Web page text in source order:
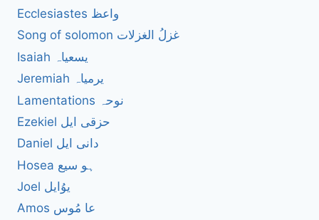
Ecclesiastes واعظ
Song of solomon غزلُ الغزلات
Isaiah یسعیاہ
Jeremiah یرمیاہ
Lamentations نوحہ
Ezekiel حزقی ایل
Daniel دانی ایل
Hosea ہو سیع
Joel یوُایل
Amos عا مُوس